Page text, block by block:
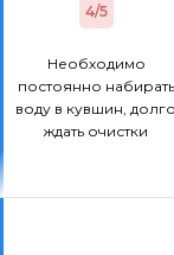
4/5
Необходимо
постоянно набирать
воду в кувшин,
ждать очистки